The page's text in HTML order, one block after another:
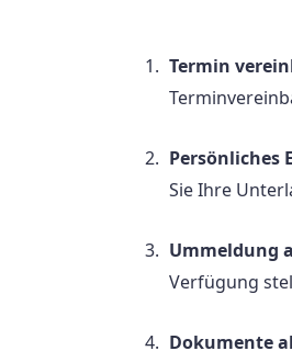
Termin
Persönliches
Sie Ihre
Ummeldung
Verfügung
Dokumente